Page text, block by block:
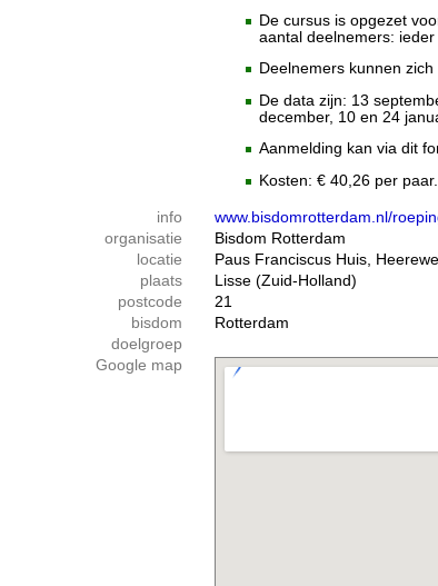
De cursus is opgezet
aantal deelnemers:
Deelnemers kunnen
De data zijn: 13
december, 10 en 24
Aanmelding kan via dit
Kosten: € 40,26 per paar.
info
www.bisdomrotterdam.nl/
organisatie
Bisdom Rotterdam
locatie
Paus Franciscus Huis,
plaats
Lisse (Zuid-Holland)
postcode
21
bisdom
Rotterdam
doelgroep
Google map